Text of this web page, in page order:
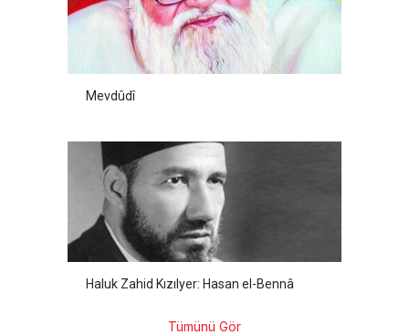
Mevdûdî
Haluk Zahid Kızılyer: Hasan el-Bennâ
Tümünü Gör